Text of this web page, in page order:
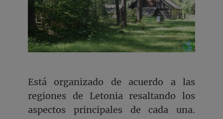
Está organizado de acuerdo a las
regiones de Letonia resaltando los
aspectos principales de cada una.